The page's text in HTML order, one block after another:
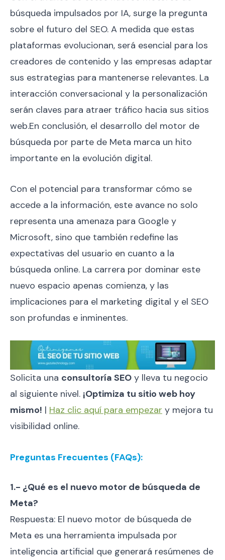
búsqueda impulsados por IA, surge la pregunta
sobre el futuro del SEO. A medida que estas
plataformas evolucionan, será esencial para los
creadores de contenido y las empresas adaptar
sus estrategias para mantenerse relevantes. La
interacción conversacional y la personalización
serán claves para atraer tráfico hacia sus sitios
web.En conclusión, el desarrollo del motor de
búsqueda por parte de Meta marca un hito
importante en la evolución digital.
Con el potencial para transformar cómo se
accede a la información, este avance no solo
representa una amenaza para Google y
Microsoft, sino que también redefine las
expectativas del usuario en cuanto a la
búsqueda online. La carrera por dominar este
nuevo espacio apenas comienza, y las
implicaciones para el marketing digital y el SEO
son profundas e inminentes.
Solicita una consultoría SEO y lleva tu negocio
al siguiente nivel. ¡Optimiza tu sitio web hoy
mismo! | Haz clic aquí para empezar y mejora tu
visibilidad online.
Preguntas Frecuentes (FAQs):
1.- ¿Qué es el nuevo motor de búsqueda de
Meta?
Respuesta: El nuevo motor de búsqueda de
Meta es una herramienta impulsada por
inteligencia artificial que generará resúmenes de